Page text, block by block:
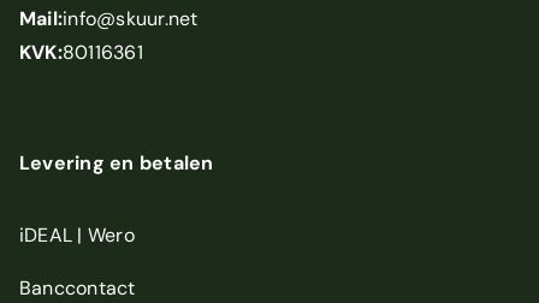
Mail:info@skuur.net
KVK:80116361
Levering en betalen
iDEAL | Wero
Banccontact